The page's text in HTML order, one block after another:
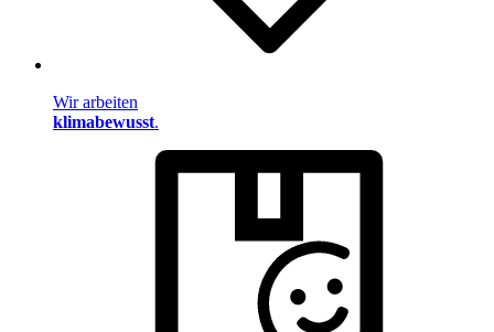
Wir arbeiten
klimabewusst.